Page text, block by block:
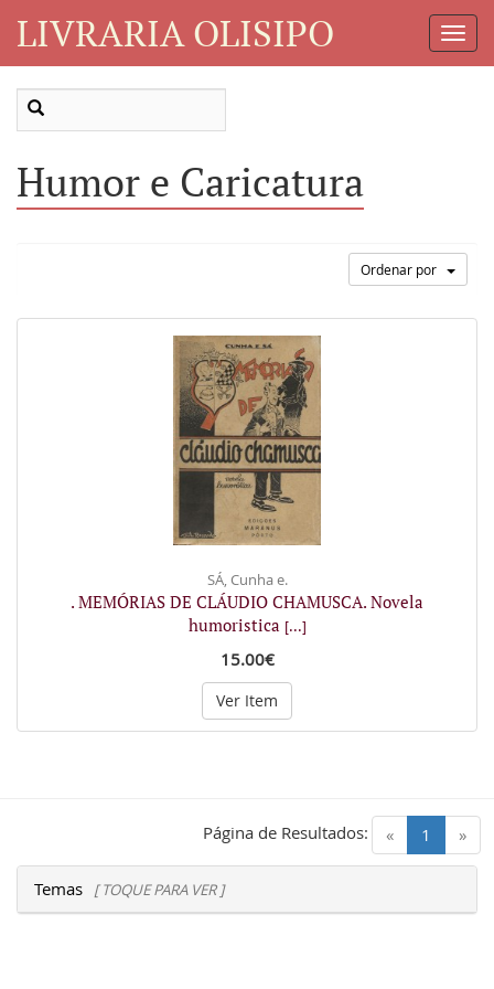
LIVRARIA OLISIPO
Humor e Caricatura
Ordenar por
SÁ, Cunha e.
. MEMÓRIAS DE CLÁUDIO CHAMUSCA. Novela
humoristica [...]
15.00€
Ver Item
« 1 (current)
»
Página de Resultados:
Temas [ TOQUE PARA VER ]